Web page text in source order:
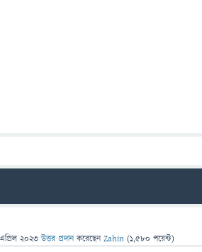
2023 উত্তর প্রদান করেছেনZahin (1,580 পয়েন্ট)